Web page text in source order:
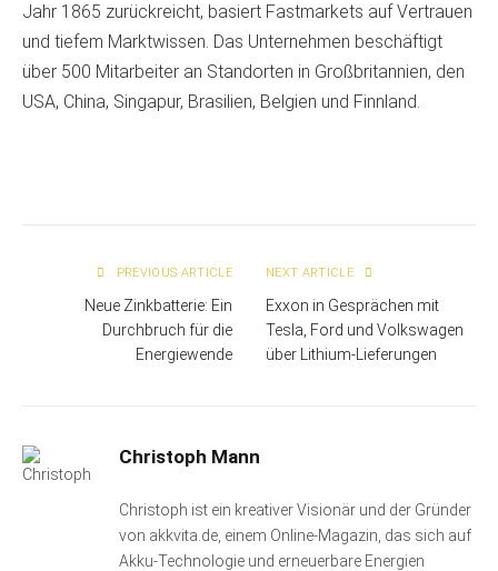
Jahr 1865 zurückreicht, basiert Fastmarkets auf Vertrauen
und tiefem Marktwissen. Das Unternehmen beschäftigt
über 500 Mitarbeiter an Standorten in Großbritannien, den
USA, China, Singapur, Brasilien, Belgien und Finnland.
PREVIOUS ARTICLE
Neue Zinkbatterie: Ein
Durchbruch für die
Energiewende
NEXT ARTICLE
Exxon in Gesprächen mit
Tesla, Ford und Volkswagen
über Lithium-Lieferungen
Christoph Mann
Christoph ist ein kreativer Visionär und der Gründer
von akkvita.de, einem Online-Magazin, das sich auf
Akku-Technologie und erneuerbare Energien